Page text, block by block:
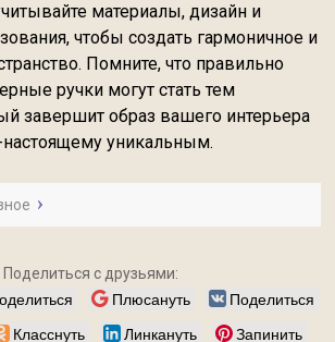
материалы, дизайн и
чтобы создать гармоничное и
Помните, что правильно
ручки могут стать тем
завершит образ вашего интерьера
настоящему уникальным.
Поделиться с друзьями:
Плюсануть
Поделиться
Класснуть Линкануть Запинить